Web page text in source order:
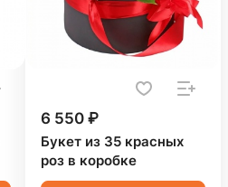
6 550 ₽
Букет из 35 красных
роз в коробке